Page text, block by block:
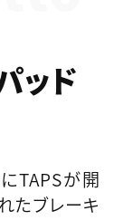
ッド
TAPSが開
たブレーキ